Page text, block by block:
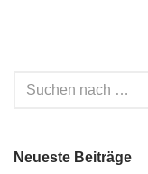
Neueste Beiträge